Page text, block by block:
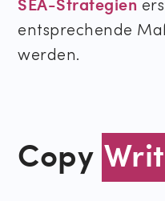
entsprechende
werden.
Copy